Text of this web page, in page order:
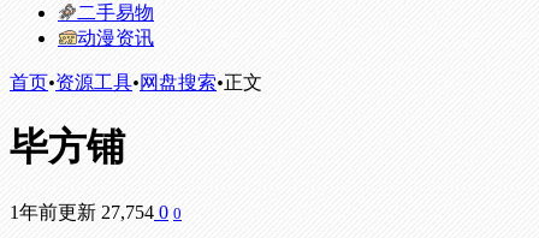
二手易物
动漫资讯
首页•资源工具•网盘搜索•正文
毕方铺
1年前更新 27,754 0 0